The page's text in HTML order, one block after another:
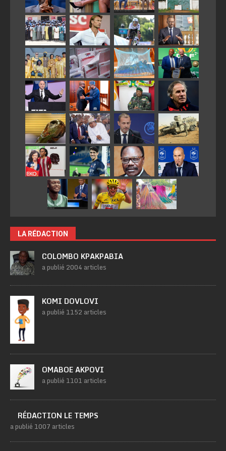
LA RÉDACTION
COLOMBO KPAKPABIA
a publié 2004 articles
KOMI DOVLOVI
a publié 1152 articles
OMABOE AKPOVI
a publié 1101 articles
RÉDACTION LE TEMPS
a publié 1007 articles